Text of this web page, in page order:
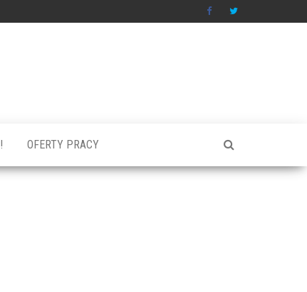
OFERTY PRACY